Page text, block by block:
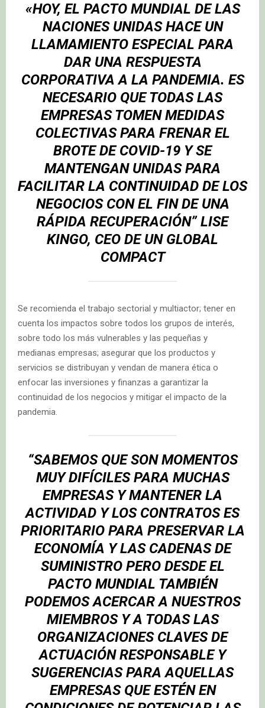
«HOY, EL PACTO MUNDIAL DE LAS
NACIONES UNIDAS HACE UN
LLAMAMIENTO ESPECIAL PARA
DAR UNA RESPUESTA
CORPORATIVA A LA PANDEMIA. ES
NECESARIO QUE TODAS LAS
EMPRESAS TOMEN MEDIDAS
COLECTIVAS PARA FRENAR EL
BROTE DE COVID-19 Y SE
MANTENGAN UNIDAS PARA
FACILITAR LA CONTINUIDAD DE LOS
NEGOCIOS CON EL FIN DE UNA
RÁPIDA RECUPERACIÓN” LISE
KINGO, CEO DE UN GLOBAL
COMPACT
Se recomienda el trabajo sectorial y multiactor; tener en
cuenta los impactos sobre todos los grupos de interés,
sobre todo los más vulnerables y las pequeñas y
medianas empresas; asegurar que los productos y
servicios se distribuyan y vendan de manera ética o
enfocar las inversiones y finanzas a garantizar la
continuidad de los negocios y mitigar el impacto de la
pandemia.
“SABEMOS QUE SON MOMENTOS
MUY DIFÍCILES PARA MUCHAS
EMPRESAS Y MANTENER LA
ACTIVIDAD Y LOS CONTRATOS ES
PRIORITARIO PARA PRESERVAR LA
ECONOMÍA Y LAS CADENAS DE
SUMINISTRO PERO DESDE EL
PACTO MUNDIAL TAMBIÉN
PODEMOS ACERCAR A NUESTROS
MIEMBROS Y A TODAS LAS
ORGANIZACIONES CLAVES DE
ACTUACIÓN RESPONSABLE Y
SUGERENCIAS PARA AQUELLAS
EMPRESAS QUE ESTÉN EN